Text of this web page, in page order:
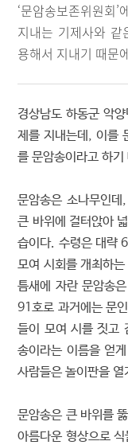
‘문암송보존위원회
지내는 기제사와
용해서 지내기 때문
경상남도 하동군 악
제를 지내는데, 이를
를 문암송이라고 하기
문암송은 소나무인
큰 바위에 걸터앉아
습이다. 수령은 대략
모여 시회를 개최하
틈새에 자란 문암송
91호로 과거에는 문
들이 모여 시를 짓고
송이라는 이름을 얻
사람들은 놀이판을
문암송은 큰 바위를
아름다운 형상으로